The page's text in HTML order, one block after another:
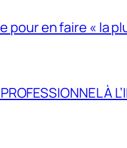
pour en faire « la
À